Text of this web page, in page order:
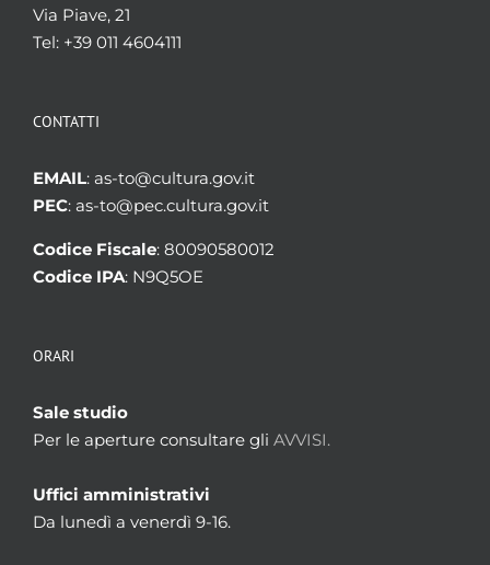
Via Piave, 21
Tel: +39 011 4604111
CONTATTI
EMAIL: as-to@cultura.gov.it
PEC: as-to@pec.cultura.gov.it
Codice Fiscale: 80090580012
Codice IPA: N9Q5OE
ORARI
Sale studio
Per le aperture consultare gli AVVISI.
Uffici amministrativi
Da lunedì a venerdì 9-16.